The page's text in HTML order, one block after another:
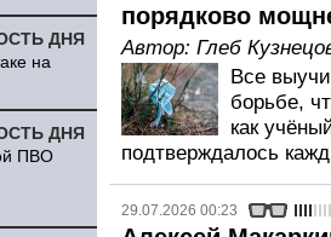
ДНЯ
на
ДНЯ
ПВО
порядково
Автор: Глеб
Все
борьбе,
как
подтверждалось
29.07.2026 00:23